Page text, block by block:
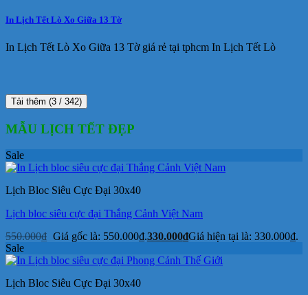
In Lịch Tết Lò Xo Giữa 13 Tờ
In Lịch Tết Lò Xo Giữa 13 Tờ giá rẻ tại tphcm In Lịch Tết Lò
Tải thêm (3 / 342)
MẪU LỊCH TẾT ĐẸP
Sale
Lịch Bloc Siêu Cực Đại 30x40
Lịch bloc siêu cực đại Thắng Cảnh Việt Nam
550.000₫ Giá gốc là: 550.000₫.330.000₫Giá hiện tại là: 330.000₫.
Sale
Lịch Bloc Siêu Cực Đại 30x40